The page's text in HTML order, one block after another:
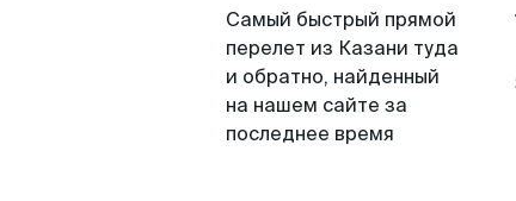
Самый быстрый прямой
перелет из Казани туда
и обратно, найденный
на нашем сайте за
последнее время